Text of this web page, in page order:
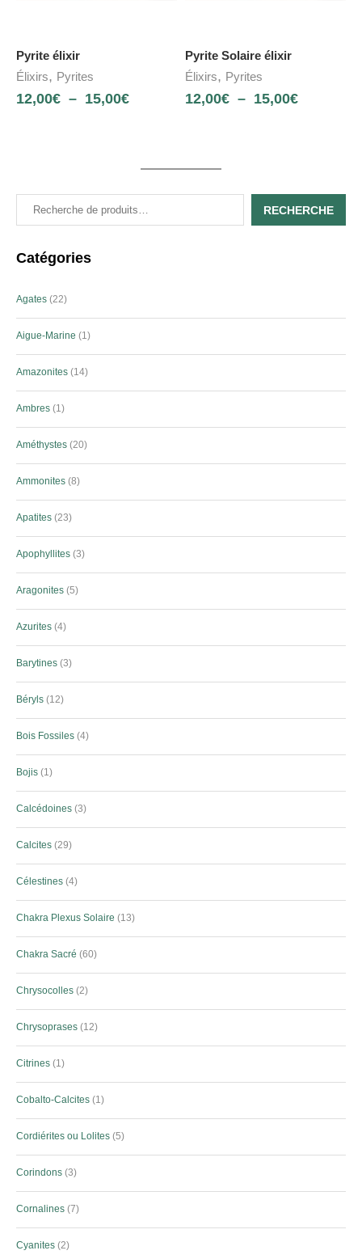
Pyrite élixir
Élixirs, Pyrites
12,00€ – 15,00€
Pyrite Solaire élixir
Élixirs, Pyrites
12,00€ – 15,00€
RECHERCHE
Catégories
Agates 22
Aigue-Marine 1
Amazonites 14
Ambres 1
Améthystes 20
Ammonites 8
Apatites 23
Apophyllites 3
Aragonites 5
Azurites 4
Barytines 3
Béryls 12
Bois Fossiles 4
Bojis 1
Calcédoines 3
Calcites 29
Célestines 4
Chakra Plexus Solaire 13
Chakra Sacré 60
Chrysocolles 2
Chrysoprases 12
Citrines 1
Cobalto-Calcites 1
Cordiérites ou Lolites 5
Corindons 3
Cornalines 7
Cyanites 2